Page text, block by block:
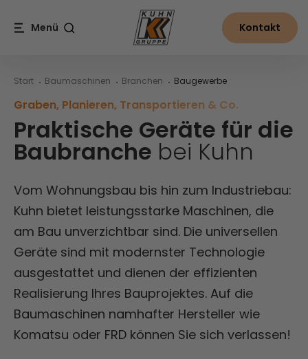
Multifunktionelle Baumaschinen bei Kuhn
Menü Kontakt
Start Baumaschinen Branchen Baugewerbe
Graben, Planieren, Transportieren & Co.
Praktische Geräte für die
Baubranche bei Kuhn
Vom Wohnungsbau bis hin zum Industriebau:
Kuhn bietet leistungsstarke Maschinen, die
am Bau unverzichtbar sind. Die universellen
Geräte sind mit modernster Technologie
ausgestattet und dienen der effizienten
Realisierung Ihres Bauprojektes. Auf die
Baumaschinen namhafter Hersteller wie
Komatsu oder FRD können Sie sich verlassen!